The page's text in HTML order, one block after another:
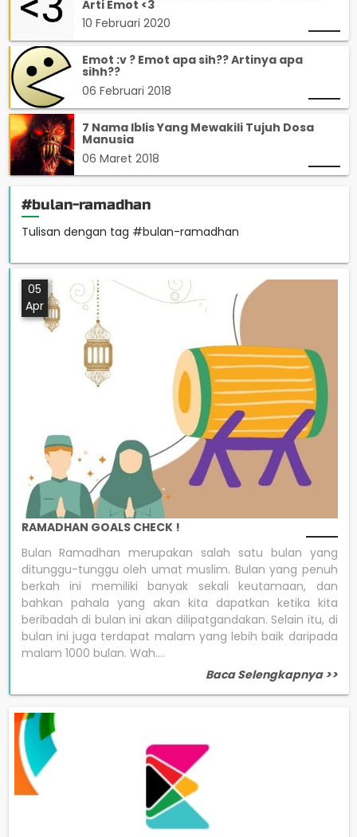
Arti Emot <3
10 Februari 2020
Emot :v ? Emot apa sih?? Artinya apa
sihh??
06 Februari 2018
7 Nama Iblis Yang Mewakili Tujuh Dosa
Manusia
06 Maret 2018
#bulan-ramadhan
Tulisan dengan tag #bulan-ramadhan
05
Apr
RAMADHAN GOALS CHECK !
Bulan Ramadhan merupakan salah satu bulan yang
ditunggu-tunggu oleh umat muslim. Bulan yang penuh
berkah ini memiliki banyak sekali keutamaan, dan
bahkan pahala yang akan kita dapatkan ketika kita
beribadah di bulan ini akan dilipatgandakan. Selain itu, di
bulan ini juga terdapat malam yang lebih baik daripada
malam 1000 bulan. Wah....
Baca Selengkapnya >>